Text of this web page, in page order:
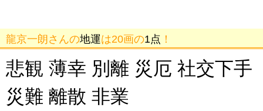
龍京一朗さんの地運は20画の1点 ！
悲観 薄幸 別離 災厄 社交下手
災難 離散 非業